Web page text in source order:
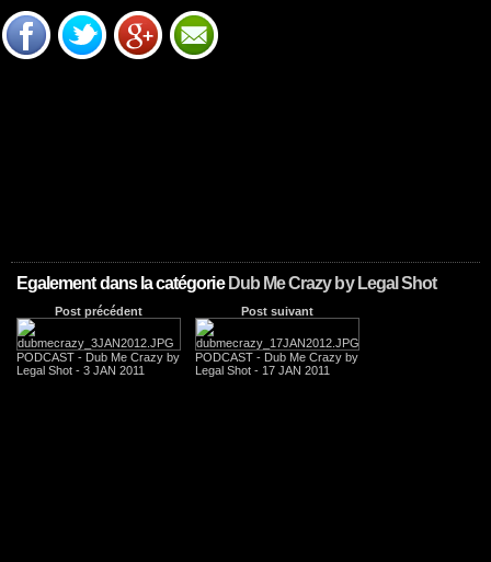
Egalement dans la catégorie Dub Me Crazy by Legal Shot
Post précédent
PODCAST - Dub Me Crazy by
Legal Shot - 3 JAN 2011
Post suivant
PODCAST - Dub Me Crazy by
Legal Shot - 17 JAN 2011